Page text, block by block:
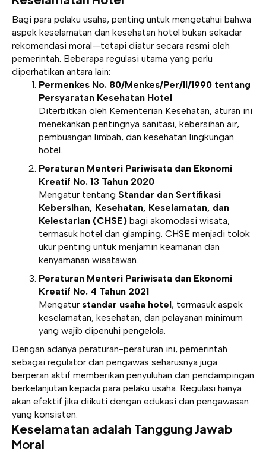
Bagi para pelaku usaha, penting untuk mengetahui bahwa
aspek keselamatan dan kesehatan hotel bukan sekadar
rekomendasi moral—tetapi diatur secara resmi oleh
pemerintah. Beberapa regulasi utama yang perlu
diperhatikan antara lain:
Permenkes No. 80/Menkes/Per/II/1990 tentang
Persyaratan Kesehatan Hotel
Diterbitkan oleh Kementerian Kesehatan, aturan ini
menekankan pentingnya sanitasi, kebersihan air,
pembuangan limbah, dan kesehatan lingkungan
hotel.
Peraturan Menteri Pariwisata dan Ekonomi
Kreatif No. 13 Tahun 2020
Mengatur tentang Standar dan Sertifikasi
Kebersihan, Kesehatan, Keselamatan, dan
Kelestarian (CHSE) bagi akomodasi wisata,
termasuk hotel dan glamping. CHSE menjadi tolok
ukur penting untuk menjamin keamanan dan
kenyamanan wisatawan.
Peraturan Menteri Pariwisata dan Ekonomi
Kreatif No. 4 Tahun 2021
Mengatur standar usaha hotel, termasuk aspek
keselamatan, kesehatan, dan pelayanan minimum
yang wajib dipenuhi pengelola.
Dengan adanya peraturan-peraturan ini, pemerintah
sebagai regulator dan pengawas seharusnya juga
berperan aktif memberikan penyuluhan dan pendampingan
berkelanjutan kepada para pelaku usaha. Regulasi hanya
akan efektif jika diikuti dengan edukasi dan pengawasan
yang konsisten.
Keselamatan adalah Tanggung Jawab
Moral